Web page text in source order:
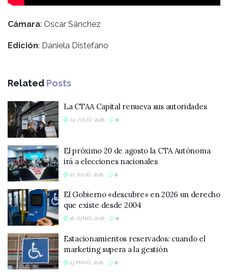
Cámara: Oscar Sánchez
Edición: Daniela Distefano
Related Posts
La CTAA Capital renueva sus autoridades
24 JULIO, 2026 0
El próximo 20 de agosto la CTA Autónoma
irá a elecciones nacionales
21 JULIO, 2026 0
El Gobierno «descubre» en 2026 un derecho
que existe desde 2004
16 JUNIO, 2026 0
Estacionamientos reservados: cuando el
marketing supera a la gestión
13 MAYO, 2026 0